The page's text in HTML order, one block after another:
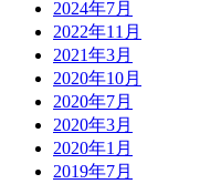
2024年7月
2022年11月
2021年3月
2020年10月
2020年7月
2020年3月
2020年1月
2019年7月